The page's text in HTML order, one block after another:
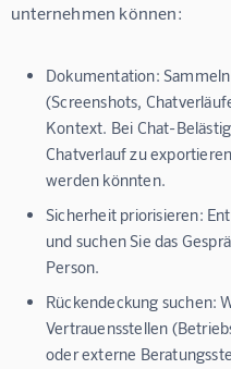
unternehmen können:
Dokumentation:
(Screenshots,
Kontext. Bei Chat-
Chatverlauf zu
werden könnten.
Sicherheit priorisieren:
und suchen Sie das
Person.
Rückendeckung suchen:
Vertrauensstellen
oder externe